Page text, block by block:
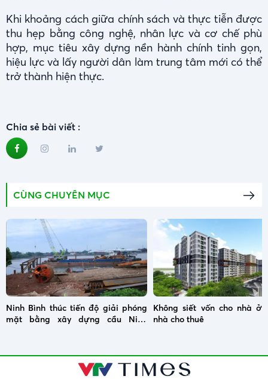
Khi khoảng cách giữa chính sách và thực tiễn được
thu hẹp bằng công nghệ, nhân lực và cơ chế phù
hợp, mục tiêu xây dựng nền hành chính tinh gọn,
hiệu lực và lấy người dân làm trung tâm mới có thể
trở thành hiện thực.
Chia sẻ bài viết :
CÙNG CHUYÊN MỤC
Ninh Bình thúc tiến độ giải phóng
mặt bằng xây dựng cầu Ninh
Không siết vốn cho nhà ở
nhà cho thuê